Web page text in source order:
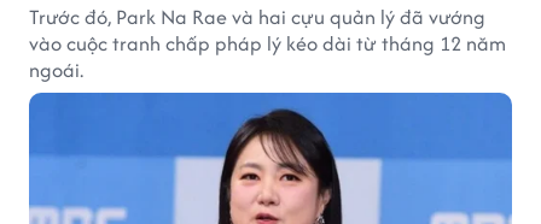
Trước đó, Park Na Rae và hai cựu quản lý đã vướng
vào cuộc tranh chấp pháp lý kéo dài từ tháng 12 năm
ngoái.